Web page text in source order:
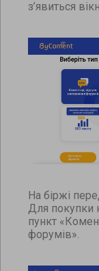
з’явиться
На біржі
Для покупки
пункт
форумів».